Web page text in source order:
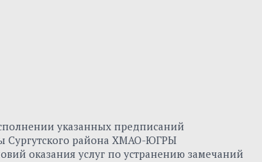
указанных предписаний
Сургутского района ХМАО-ЮГРЫ
оказания услуг по устранению замечаний